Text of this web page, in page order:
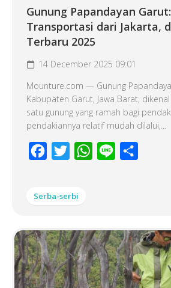
Gunung Papandayan
Transportasi dari Jakarta,
Terbaru 2025
14 December 2025 09:01
Mounture.com — Gunung
Kabupaten Garut, Jawa Barat,
satu gunung yang ramah bagi
pendakiannya relatif mudah dilalui,...
Facebook
Twitter WhatsApp
Line
Serba-serbi